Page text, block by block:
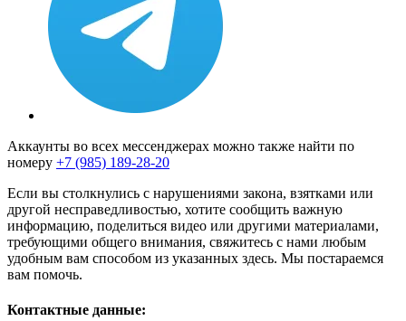
Аккаунты во всех мессенджерах можно также найти по
номеру +7 (985) 189-28-20
Если вы столкнулись с нарушениями закона, взятками или
другой несправедливостью, хотите сообщить важную
информацию, поделиться видео или другими материалами,
требующими общего внимания, свяжитесь с нами любым
удобным вам способом из указанных здесь. Мы постараемся
вам помочь.
Контактные данные: